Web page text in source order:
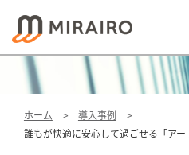
ホーム
導入事例
誰もが快適に安心して過ごせる「ア